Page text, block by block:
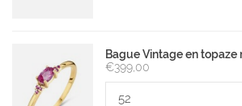
Bague Vintage en topaze
€399,00
52